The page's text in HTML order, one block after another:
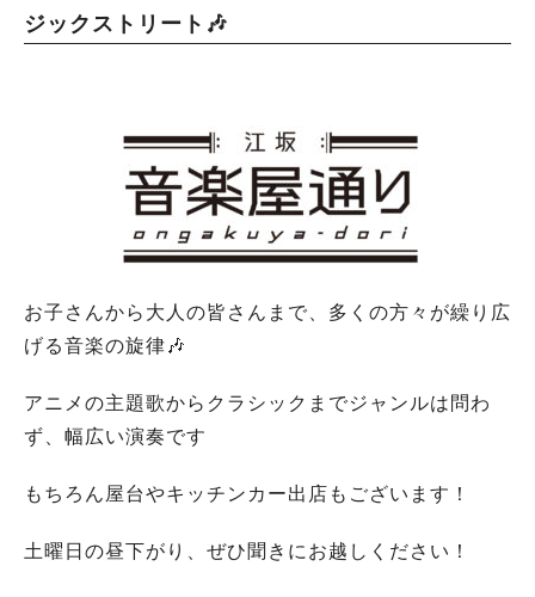
ジックストリート🎶
お子さんから大人の皆さんまで、多くの方々が繰り広
げる音楽の旋律🎶
アニメの主題歌からクラシックまでジャンルは問わ
ず、幅広い演奏です
もちろん屋台やキッチンカー出店もございます！
土曜日の昼下がり、ぜひ聞きにお越しください！